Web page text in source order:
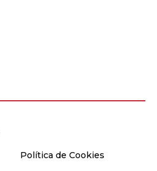
Política de Cookies